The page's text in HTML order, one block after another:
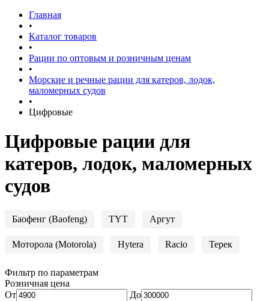
Главная
•
Каталог товаров
•
Рации по оптовым и розничным ценам
•
Морские и речные рации для катеров, лодок,
маломерных судов
•
Цифровые
Цифровые рации для
катеров, лодок, маломерных
судов
Баофенг (Baofeng) TYT Аргут
Моторола (Motorola) Hytera Racio Терек
Фильтр по параметрам
Розничная цена
От
До